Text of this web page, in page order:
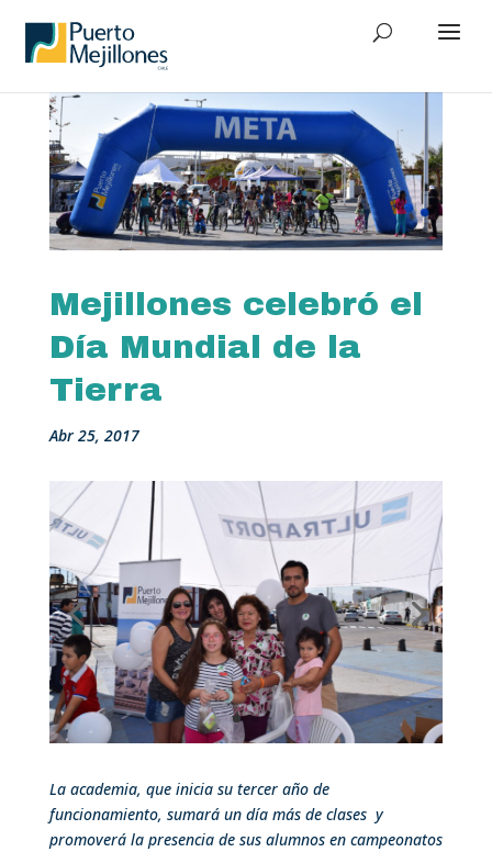
Mejillones celebró el
Día Mundial de la
Tierra
Abr 25, 2017
La academia, que inicia su tercer año de
funcionamiento, sumará un día más de clases y
promoverá la presencia de sus alumnos en campeonatos